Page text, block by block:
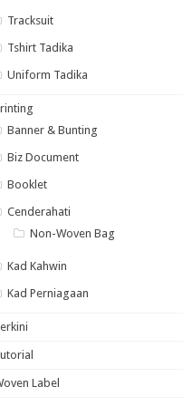
Tracksuit
Tshirt Tadika
Uniform Tadika
Banner & Bunting
Biz Document
Booklet
Cenderahati
Non-Woven Bag
Kad Kahwin
Kad Perniagaan
Label